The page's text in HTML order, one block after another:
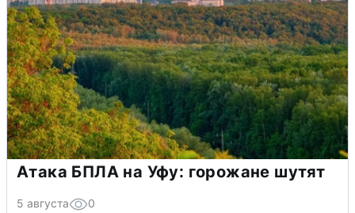
Атака БПЛА на Уфу: горожане шутят
5 августа 0